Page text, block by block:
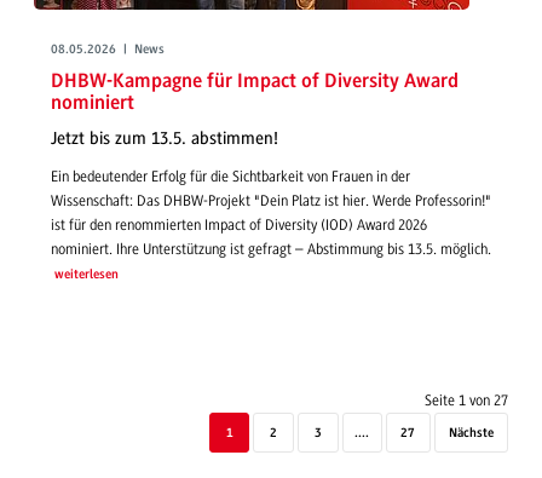
08.05.2026 | News
DHBW-Kampagne für Impact of Diversity Award
nominiert
Jetzt bis zum 13.5. abstimmen!
Ein bedeutender Erfolg für die Sichtbarkeit von Frauen in der
Wissenschaft: Das DHBW-Projekt "Dein Platz ist hier. Werde Professorin!"
ist für den renommierten Impact of Diversity (IOD) Award 2026
nominiert. Ihre Unterstützung ist gefragt – Abstimmung bis 13.5. möglich.
weiterlesen
Seite 1 von 27
1 2 3 .... 27 Nächste